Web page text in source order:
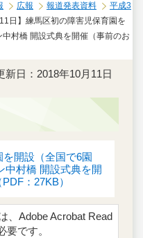
広報 報道発表資料
平成3
日】練馬区初の障害児保育園を
村橋 開設式典を開催（事前のお
新日：2018年10月11日
開設（全国で6園
中村橋 開設式典を開
：27KB）
、Adobe Acrobat Read
要です。